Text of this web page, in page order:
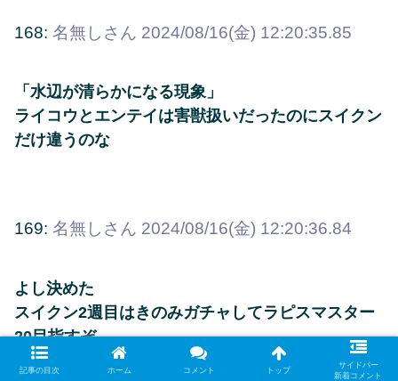
168: 名無しさん 2024/08/16(金) 12:20:35.85
「水辺が清らかになる現象」
ライコウとエンテイは害獣扱いだったのにスイクン
だけ違うのな
169: 名無しさん 2024/08/16(金) 12:20:36.84
よし決めた
スイクン2週目はきのみガチャしてラピスマスター
20目指すぞ
記事の目次 ホーム コメント トップ
サイドバー
新着コメント